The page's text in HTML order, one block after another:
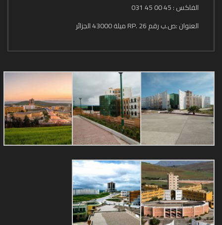
الفاكس : 45 00 45 031
العنوان :ص.ب رقم 26 .RP ميلة 43000 الجزائر